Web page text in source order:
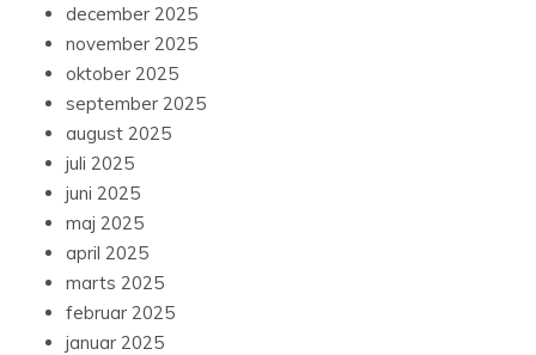
december 2025
november 2025
oktober 2025
september 2025
august 2025
juli 2025
juni 2025
maj 2025
april 2025
marts 2025
februar 2025
januar 2025